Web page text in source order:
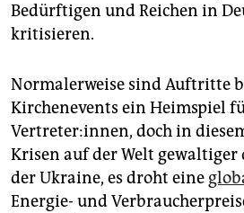
Bedürftigen und Reichen in
kritisieren.
Normalerweise sind Auftritte
Kirchenevents ein Heimspiel
Vertreter:innen, doch in
Krisen auf der Welt gewaltiger
der Ukraine, es droht eine
Energie- und